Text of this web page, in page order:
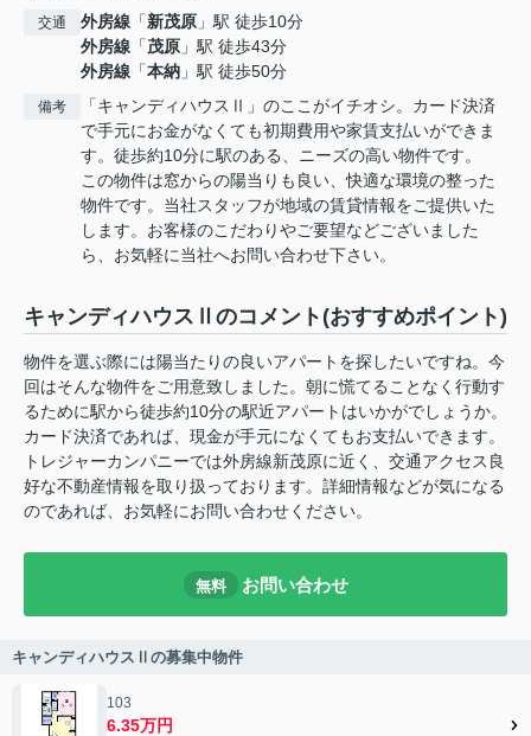
交通 外房線 「新茂原 」駅 徒歩10分
外房線 「茂原 」駅 徒歩43分
外房線 「本納 」駅 徒歩50分
備考
「キャンディハウスⅡ」のここがイチオシ。カード決済
で手元にお金がなくても初期費用や家賃支払いができま
す。徒歩約10分に駅のある、ニーズの高い物件です。
この物件は窓からの陽当りも良い、快適な環境の整った
物件です。当社スタッフが地域の賃貸情報をご提供いた
します。お客様のこだわりやご要望などございました
ら、お気軽に当社へお問い合わせ下さい。
キャンディハウスⅡのコメント(おすすめポイント)
物件を選ぶ際には陽当たりの良いアパートを探したいですね。今
回はそんな物件をご用意致しました。朝に慌てることなく行動す
るために駅から徒歩約10分の駅近アパートはいかがでしょうか。
カード決済であれば、現金が手元になくてもお支払いできます。
トレジャーカンパニーでは外房線新茂原に近く、交通アクセス良
好な不動産情報を取り扱っております。詳細情報などが気になる
のであれば、お気軽にお問い合わせください。
無料 お問い合わせ
キャンディハウスⅡの募集中物件
103
6.35万円